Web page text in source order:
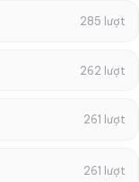
285 lượt
262 lượt
261 lượt
261 lượt